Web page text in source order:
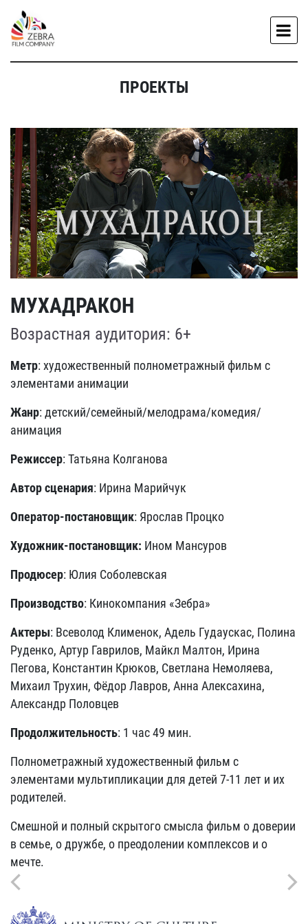
ПРОЕКТЫ
МУХАДРАКОН
Возрастная аудитория: 6+
Метр: художественный полнометражный фильм с
элементами анимации
Жанр: детский/семейный/мелодрама/комедия/
анимация
Режиссер: Татьяна Колганова
Автор сценария: Ирина Марийчук
Оператор-постановщик: Ярослав Процко
Художник-постановщик: Ином Мансуров
Продюсер: Юлия Соболевская
Производство: Кинокомпания «Зебра»
Актеры: Всеволод Клименок, Адель Гудаускас, Полина
Руденко, Артур Гаврилов, Майкл Малтон, Ирина
Пегова, Константин Крюков, Светлана Немоляева,
Михаил Трухин, Фёдор Лавров, Анна Алексахина,
Александр Половцев
Продолжительность: 1 час 49 мин.
Полнометражный художественный фильм с
элементами мультипликации для детей 7-11 лет и их
родителей.
Смешной и полный скрытого смысла фильм о доверии
в семье, о дружбе, о преодолении комплексов и о
мечте.